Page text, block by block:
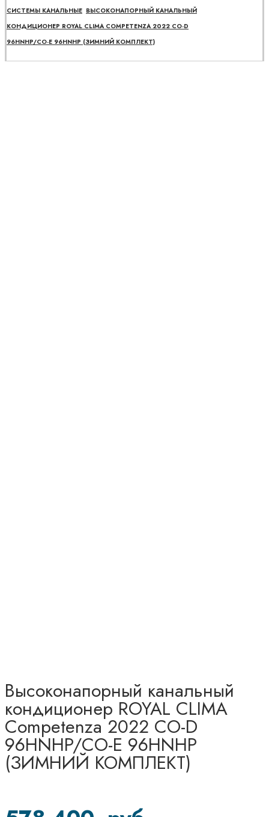
СИСТЕМЫ КАНАЛЬНЫЕ ВЫСОКОНАПОРНЫЙ КАНАЛЬНЫЙ
КОНДИЦИОНЕР ROYAL CLIMA COMPETENZA 2022 CO-D
96HNHP/CO-E 96HNHP (ЗИМНИЙ КОМПЛЕКТ)
Высоконапорный канальный
кондиционер ROYAL CLIMA
Competenza 2022 CO-D
96HNHP/CO-E 96HNHP
(ЗИМНИЙ КОМПЛЕКТ)